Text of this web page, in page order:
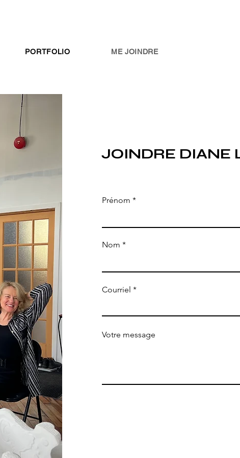
PORTFOLIO ME JOINDRE
JOINDRE DIANE
Prénom
Nom
Courriel
Votre message